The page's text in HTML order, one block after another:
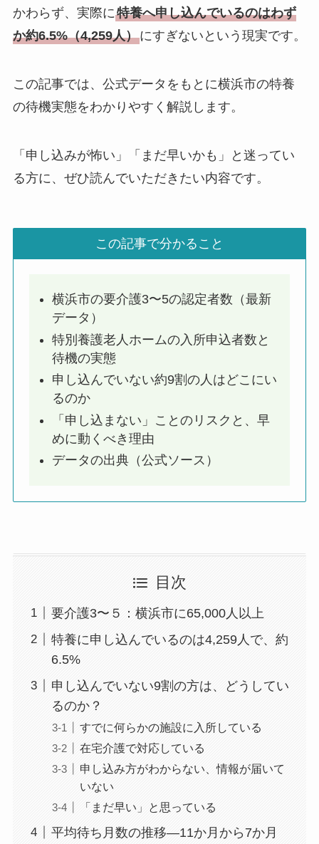
かわらず、実際に特養へ申し込んでいるのはわず
か約6.5%（4,259人）にすぎないという現実です。
この記事では、公式データをもとに横浜市の特養
の待機実態をわかりやすく解説します。
「申し込みが怖い」「まだ早いかも」と迷ってい
る方に、ぜひ読んでいただきたい内容です。
この記事で分かること
横浜市の要介護3〜5の認定者数（最新
データ）
特別養護老人ホームの入所申込者数と
待機の実態
申し込んでいない約9割の人はどこにい
るのか
「申し込まない」ことのリスクと、早
めに動くべき理由
データの出典（公式ソース）
目次
要介護3〜５：横浜市に65,000人以上
特養に申し込んでいるのは4,259人で、約
6.5%
申し込んでいない9割の方は、どうしてい
るのか？
すでに何らかの施設に入所している
在宅介護で対応している
申し込み方がわからない、情報が届いて
いない
「まだ早い」と思っている
平均待ち月数の推移—11か月から7か月